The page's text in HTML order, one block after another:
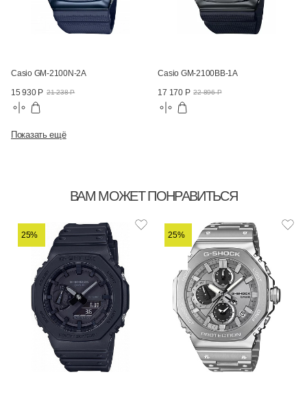
Casio GM-2100N-2A
15 930 Р 21 238 Р
Casio GM-2100BB-1A
17 170 Р 22 896 Р
Показать ещё
ВАМ МОЖЕТ ПОНРАВИТЬСЯ
25% 25%